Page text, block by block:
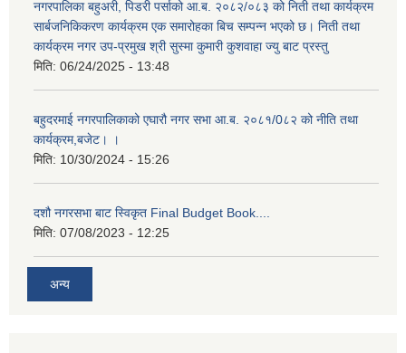
नगरपालिका बहुअरी, पिडरी पर्साको आ.ब. २०८२/०८३ को निती तथा कार्यक्रम
सार्बजनिकिकरण कार्यक्रम एक समारोहका बिच सम्पन्न भएको छ। निती तथा
कार्यक्रम नगर उप-प्रमुख श्री सुस्मा कुमारी कुशवाहा ज्यु बाट प्रस्तु
मिति: 06/24/2025 - 13:48
बहुदरमाई नगरपालिकाको एघारौ नगर सभा आ.ब. २०८१/0८२ को नीति तथा
कार्यक्रम,बजेट। ।
मिति: 10/30/2024 - 15:26
दशौ नगरसभा बाट स्विकृत Final Budget Book....
मिति: 07/08/2023 - 12:25
अन्य